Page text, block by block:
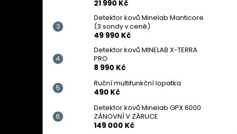
21 990 Kč
Detektor kovů Minelab Manticore
(3 sondy v ceně)
49 990 Kč
Detektor kovů MINELAB X-TERRA
PRO
8 990 Kč
Ruční multifunkční lopatka
490 Kč
Detektor kovů Minelab GPX 6000
ZÁNOVNÍ V ZÁRUCE
149 000 Kč